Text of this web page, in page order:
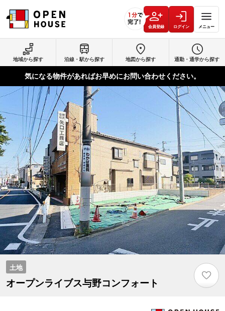
会員登録 ログイン メニュー
地域から探す 沿線・駅から探す 地図から探す 通勤・通学から探す
気になる物件があればお早めにお問い合わせください。
土地
オープンライブス与野コンフォート
♡